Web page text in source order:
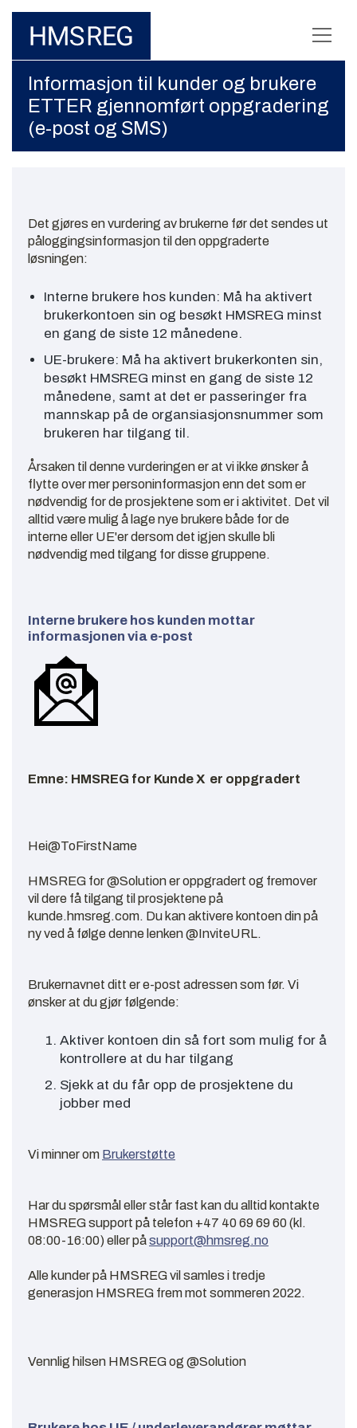
Informasjon til kunder og brukere
ETTER gjennomført oppgradering
(e-post og SMS)
Det gjøres en vurdering av brukerne før det sendes ut
påloggingsinformasjon til den oppgraderte
løsningen:
Interne brukere hos kunden: Må ha aktivert
brukerkontoen sin og besøkt HMSREG minst
en gang de siste 12 månedene.
UE-brukere: Må ha aktivert brukerkonten sin,
besøkt HMSREG minst en gang de siste 12
månedene, samt at det er passeringer fra
mannskap på de organsiasjonsnummer som
brukeren har tilgang til.
Årsaken til denne vurderingen er at vi ikke ønsker å
flytte over mer personinformasjon enn det som er
nødvendig for de prosjektene som er i aktivitet. Det vil
alltid være mulig å lage nye brukere både for de
interne eller UE'er dersom det igjen skulle bli
nødvendig med tilgang for disse gruppene.
Interne brukere hos kunden mottar
informasjonen via e-post
Emne: HMSREG for Kunde X er oppgradert
Hei@ToFirstName
HMSREG for @Solution er oppgradert og fremover
vil dere få tilgang til prosjektene på
kunde.hmsreg.com. Du kan aktivere kontoen din på
ny ved å følge denne lenken @InviteURL.
Brukernavnet ditt er e-post adressen som før. Vi
ønsker at du gjør følgende:
Aktiver kontoen din så fort som mulig for å
kontrollere at du har tilgang
Sjekk at du får opp de prosjektene du
jobber med
Vi minner om Brukerstøtte
Har du spørsmål eller står fast kan du alltid kontakte
HMSREG support på telefon +47 40 69 69 60 (kl.
08:00-16:00) eller påsupport@hmsreg.no
Alle kunder på HMSREG vil samles i tredje
generasjon HMSREG frem mot sommeren 2022.
Vennlig hilsen HMSREG og @Solution